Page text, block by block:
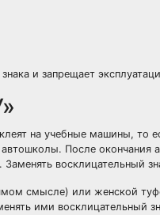
и запрещает
на учебные машины, то
После
восклицательный
смысле) или женской
ими восклицательный